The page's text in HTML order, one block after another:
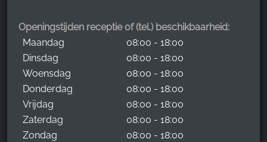
Openingstijden receptie of (tel.) beschikbaarheid:
Maandag
08:00 - 18:00
Dinsdag
08:00 - 18:00
Woensdag
08:00 - 18:00
Donderdag
08:00 - 18:00
Vrijdag
08:00 - 18:00
Zaterdag
08:00 - 18:00
Zondag
08:00 - 18:00